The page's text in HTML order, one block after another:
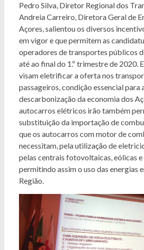
Pedro Silva, Diretor Regional dos
Andreia Carreiro, Diretora Geral de
Açores, salientou os diversos
em vigor e que permitem as
operadores de transportes públicos
até ao final do 1.º trimestre de 2020.
visam eletrificar a oferta nos
passageiros, condição essencial para
descarbonização da economia dos
autocarros elétricos irão também
substituição da importação de
que os autocarros com motor de
necessitam, pela utilização de
pelas centrais fotovoltaicas, eólicas
permitindo assim o uso das energias
Região.